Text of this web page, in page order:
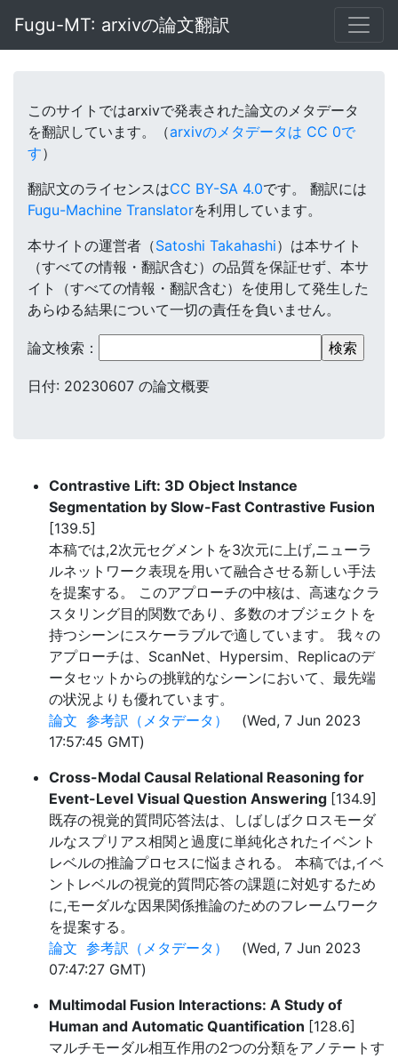
Fugu-MT: arxivの論文翻訳
このサイトではarxivで発表された論文のメタデータ
を翻訳しています。（arxivのメタデータは CC 0で
す）
翻訳文のライセンスはCC BY-SA 4.0です。 翻訳には
Fugu-Machine Translatorを利用しています。
本サイトの運営者（Satoshi Takahashi）は本サイト
（すべての情報・翻訳含む）の品質を保証せず、本サ
イト（すべての情報・翻訳含む）を使用して発生した
あらゆる結果について一切の責任を負いません。
論文検索：
日付: 20230607 の論文概要
Contrastive Lift: 3D Object Instance
Segmentation by Slow-Fast Contrastive Fusion
[139.5]
本稿では,2次元セグメントを3次元に上げ,ニューラ
ルネットワーク表現を用いて融合させる新しい手法
を提案する。 このアプローチの中核は、高速なクラ
スタリング目的関数であり、多数のオブジェクトを
持つシーンにスケーラブルで適しています。 我々の
アプローチは、ScanNet、Hypersim、Replicaのデ
ータセットからの挑戦的なシーンにおいて、最先端
の状況よりも優れています。
論文 参考訳（メタデータ）
(Wed, 7 Jun 2023
17:57:45 GMT)
Cross-Modal Causal Relational Reasoning for
Event-Level Visual Question Answering [134.9]
既存の視覚的質問応答法は、しばしばクロスモーダ
ルなスプリアス相関と過度に単純化されたイベント
レベルの推論プロセスに悩まされる。 本稿では,イベ
ントレベルの視覚的質問応答の課題に対処するため
に,モーダルな因果関係推論のためのフレームワーク
を提案する。
論文 参考訳（メタデータ）
(Wed, 7 Jun 2023
07:47:27 GMT)
Multimodal Fusion Interactions: A Study of
Human and Automatic Quantification [128.6]
マルチモーダル相互作用の2つの分類をアノテートす